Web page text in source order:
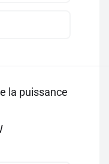
la puissance